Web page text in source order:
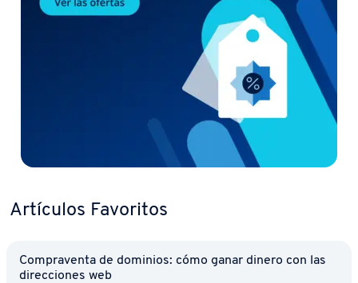
Artículos Favoritos
Co­m­pra­ve­n­ta de dominios: cómo ganar dinero con las
di­re­c­cio­nes web